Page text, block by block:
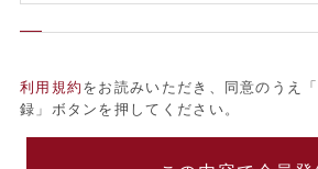
利用規約 をお読みいただき、同意のうえ
録」ボタンを押してください。